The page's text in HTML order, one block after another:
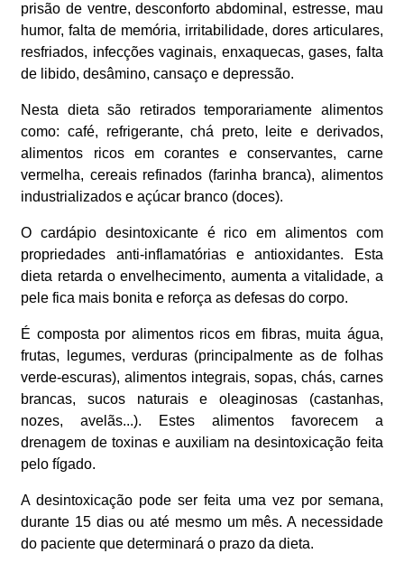
prisão de ventre, desconforto abdominal, estresse, mau
humor, falta de memória, irritabilidade, dores articulares,
resfriados, infecções vaginais, enxaquecas, gases, falta
de libido, desâmino, cansaço e depressão.
Nesta dieta são retirados temporariamente alimentos
como: café, refrigerante, chá preto, leite e derivados,
alimentos ricos em corantes e conservantes, carne
vermelha, cereais refinados (farinha branca), alimentos
industrializados e açúcar branco (doces).
O cardápio desintoxicante é rico em alimentos com
propriedades anti-inflamatórias e antioxidantes. Esta
dieta retarda o envelhecimento, aumenta a vitalidade, a
pele fica mais bonita e reforça as defesas do corpo.
É composta por alimentos ricos em fibras, muita água,
frutas, legumes, verduras (principalmente as de folhas
verde-escuras), alimentos integrais, sopas, chás, carnes
brancas, sucos naturais e oleaginosas (castanhas,
nozes, avelãs...). Estes alimentos favorecem a
drenagem de toxinas e auxiliam na desintoxicação feita
pelo fígado.
A desintoxicação pode ser feita uma vez por semana,
durante 15 dias ou até mesmo um mês. A necessidade
do paciente que determinará o prazo da dieta.